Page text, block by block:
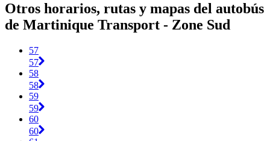
Otros horarios, rutas y mapas del autobús
de Martinique Transport - Zone Sud
57
57
58
58
59
59
60
60